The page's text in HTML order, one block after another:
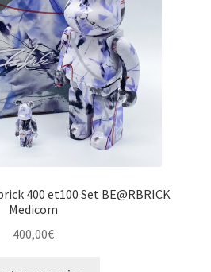
400 et100 Set BE@RBRICK
Medicom
400,00€